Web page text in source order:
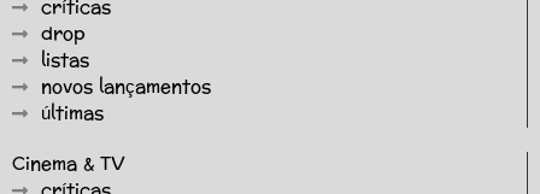
críticas
drop
listas
novos lançamentos
últimas
Cinema & TV